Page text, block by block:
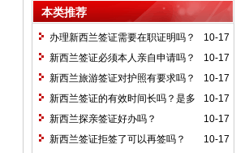
本类推荐
10-17
办理新西兰签证需要在职证明吗？
10-17
新西兰签证必须本人亲自申请吗？
10-17
新西兰旅游签证对护照有要求吗？
10-17
新西兰签证的有效时间长吗？是多
久？
10-17
新西兰探亲签证好办吗？
10-17
新西兰签证拒签了可以再签吗？